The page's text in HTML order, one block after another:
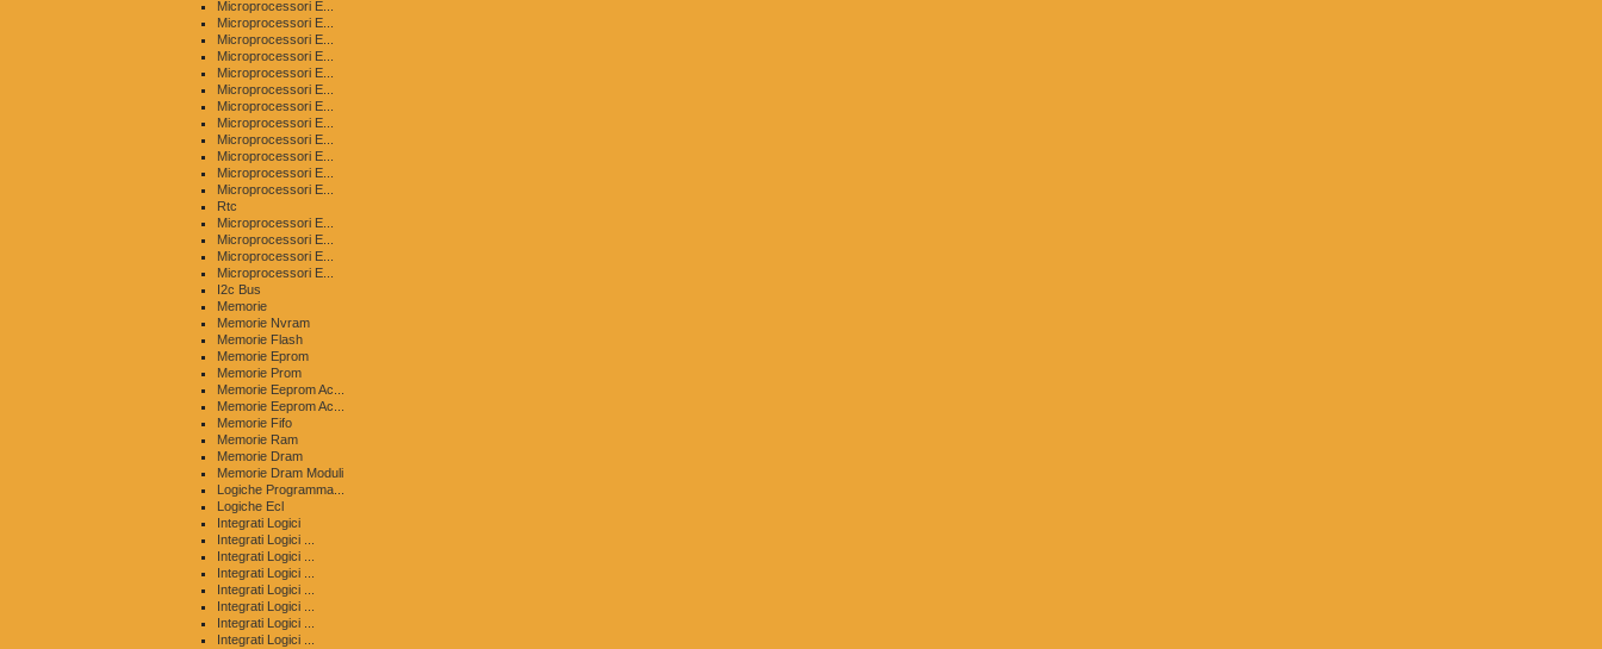
Microprocessori E...
Microprocessori E...
Microprocessori E...
Microprocessori E...
Microprocessori E...
Microprocessori E...
Microprocessori E...
Microprocessori E...
Microprocessori E...
Microprocessori E...
Microprocessori E...
Microprocessori E...
Rtc
Microprocessori E...
Microprocessori E...
Microprocessori E...
Microprocessori E...
I2c Bus
Memorie
Memorie Nvram
Memorie Flash
Memorie Eprom
Memorie Prom
Memorie Eeprom Ac...
Memorie Eeprom Ac...
Memorie Fifo
Memorie Ram
Memorie Dram
Memorie Dram Moduli
Logiche Programma...
Logiche Ecl
Integrati Logici
Integrati Logici ...
Integrati Logici ...
Integrati Logici ...
Integrati Logici ...
Integrati Logici ...
Integrati Logici ...
Integrati Logici ...